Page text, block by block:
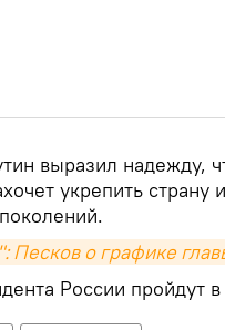
выразил надежду,
укрепить
Песков о графике
России пройдут